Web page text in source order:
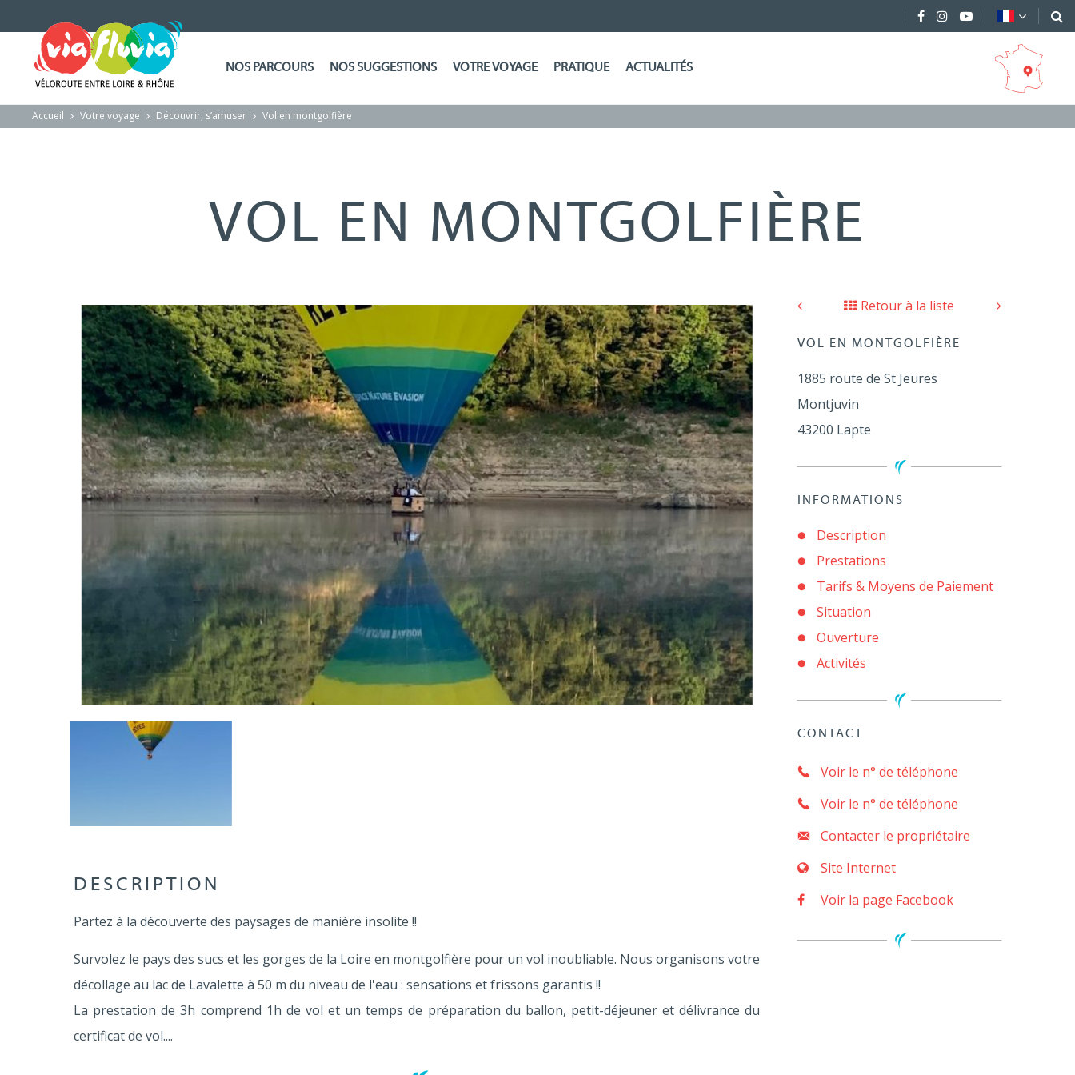
NOS PARCOURS NOS SUGGESTIONS VOTRE VOYAGE PRATIQUE ACTUALITÉS
Accueil Votre voyage Découvrir, s’amuser Vol en montgolfière
VOL EN MONTGOLFIÈRE
DESCRIPTION
Partez à la découverte des paysages de manière insolite !!
Survolez le pays des sucs et les gorges de la Loire en montgolfière pour un vol inoubliable. Nous organisons votre
décollage au lac de Lavalette à 50 m du niveau de l'eau : sensations et frissons garantis !!
La prestation de 3h comprend 1h de vol et un temps de préparation du ballon, petit-déjeuner et délivrance du
certificat de vol....
Retour à la liste
VOL EN MONTGOLFIÈRE
1885 route de St Jeures
Montjuvin
43200 Lapte
INFORMATIONS
Description
Prestations
Tarifs & Moyens de Paiement
Situation
Ouverture
Activités
CONTACT
Voir le n° de téléphone
Voir le n° de téléphone
Contacter le propriétaire
Site Internet
Voir la page Facebook